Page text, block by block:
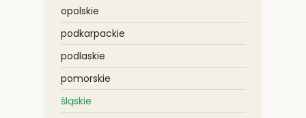
opolskie
podkarpackie
podlaskie
pomorskie
śląskie